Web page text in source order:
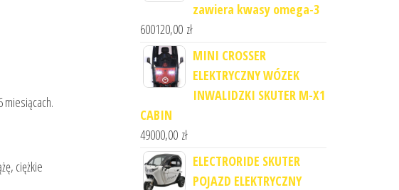
ciężkie
zawiera kwasy omega-3
600120,00 zł
MINI CROSSER
ELEKTRYCZNY WÓZEK
INWALIDZKI SKUTER M-X1
CABIN
49000,00 zł
ELECTRORIDE SKUTER
POJAZD ELEKTRYCZNY